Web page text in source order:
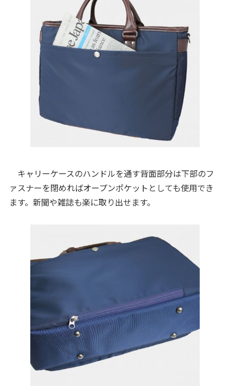
キャリーケースのハンドルを通す背面部分は下部のフ
ァスナーを閉めればオープンポケットとしても使用でき
ます。新聞や雑誌も楽に取り出せます。